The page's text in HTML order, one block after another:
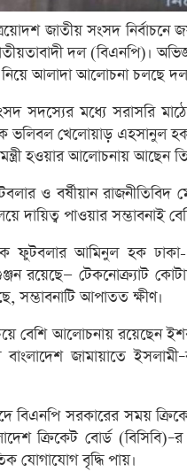
জাতীয় সংসদ নির্বাচনে
দল (বিএনপি)।
নিয়ে আলাদা আলোচনা চলছে
সদস্যের মধ্যে সরাসরি
ভলিবল খেলোয়াড় এহসানুল
মন্ত্রী হওয়ার আলোচনায় আছেন
ও বর্ষীয়ান
দায়িত্ব পাওয়ার সম্ভাবনাই
ফুটবলার আমিনুল হক ঢাকা-
রয়েছে— টেকনোক্র্যাট
সম্ভাবনাটি আপাতত ক্ষীণ।
বেশি আলোচনায়
বাংলাদেশ জামায়াতে
বিএনপি সরকারের সময়
ক্রিকেট বোর্ড
যোগাযোগ বৃদ্ধি পায়।